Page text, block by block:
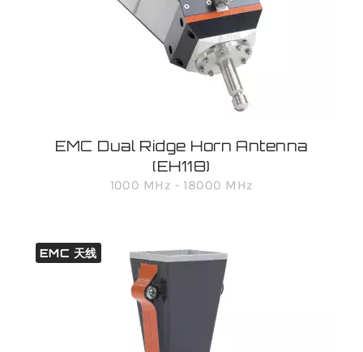
EMC Dual Ridge Horn Antenna
(EH118)
1000 MHz - 18000 MHz
EMC 天线